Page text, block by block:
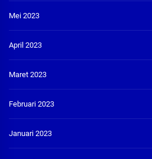
Mei 2023
April 2023
Maret 2023
Februari 2023
Januari 2023